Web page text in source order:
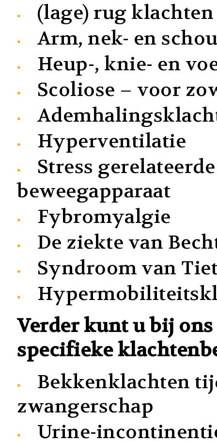
(lage) rug klachten
Arm, nek- en
Heup-, knie- en
Scoliose – voor
Hyperventilatie
Stress
beweegapparaat
Fybromyalgie
De ziekte van
Syndroom van
Verder kunt u bij
specifieke
Bekkenklachten
zwangerschap
Urine-